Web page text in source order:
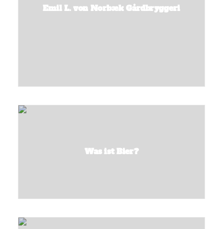
Emil L. von Norbæk Gårdbryggeri
Was ist Bier?